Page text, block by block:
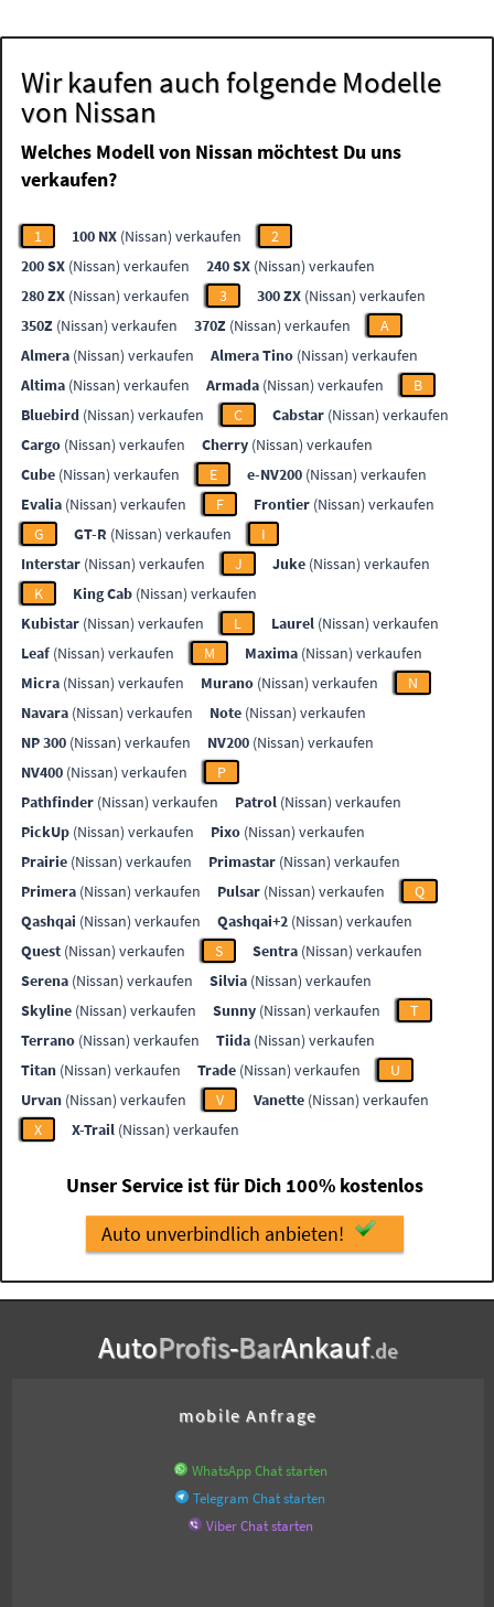
Wir kaufen auch folgende Modelle
von Nissan
Welches Modell von Nissan möchtest Du uns
verkaufen?
1 100 NX (Nissan) verkaufen
2
200 SX (Nissan) verkaufen 240 SX (Nissan) verkaufen
280 ZX (Nissan) verkaufen 3 300 ZX (Nissan) verkaufen
350Z (Nissan) verkaufen 370Z (Nissan) verkaufen
A
Almera (Nissan) verkaufen Almera Tino (Nissan) verkaufen
Altima (Nissan) verkaufen Armada (Nissan) verkaufen
B
Bluebird (Nissan) verkaufen C Cabstar (Nissan) verkaufen
Cargo (Nissan) verkaufen Cherry (Nissan) verkaufen
Cube (Nissan) verkaufen E e-NV200 (Nissan) verkaufen
Evalia (Nissan) verkaufen F Frontier (Nissan) verkaufen
G
GT-R (Nissan) verkaufen
I
Interstar (Nissan) verkaufen J Juke (Nissan) verkaufen
K
King Cab (Nissan) verkaufen
Kubistar (Nissan) verkaufen L Laurel (Nissan) verkaufen
Leaf (Nissan) verkaufen M Maxima (Nissan) verkaufen
Micra (Nissan) verkaufen Murano (Nissan) verkaufen
N
Navara (Nissan) verkaufen Note (Nissan) verkaufen
NP 300 (Nissan) verkaufen NV200 (Nissan) verkaufen
NV400 (Nissan) verkaufen
P
Pathfinder (Nissan) verkaufen Patrol (Nissan) verkaufen
PickUp (Nissan) verkaufen Pixo (Nissan) verkaufen
Prairie (Nissan) verkaufen Primastar (Nissan) verkaufen
Primera (Nissan) verkaufen Pulsar (Nissan) verkaufen
Q
Qashqai (Nissan) verkaufen Qashqai+2 (Nissan) verkaufen
Quest (Nissan) verkaufen S Sentra (Nissan) verkaufen
Serena (Nissan) verkaufen Silvia (Nissan) verkaufen
Skyline (Nissan) verkaufen Sunny (Nissan) verkaufen
T
Terrano (Nissan) verkaufen Tiida (Nissan) verkaufen
Titan (Nissan) verkaufen Trade (Nissan) verkaufen
U
Urvan (Nissan) verkaufen V Vanette (Nissan) verkaufen
X
X-Trail (Nissan) verkaufen
Unser Service ist für Dich 100% kostenlos
Auto unverbindlich anbieten!
AutoProfis-BarAnkauf.de
mobile Anfrage
WhatsApp Chat starten
Telegram Chat starten
Viber Chat starten